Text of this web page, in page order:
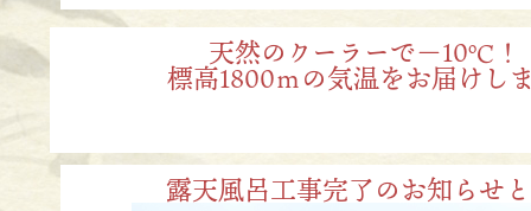
天然のクーラーで－10℃！
標高1800ｍの気温をお届けし
露天風呂工事完了のお知らせ